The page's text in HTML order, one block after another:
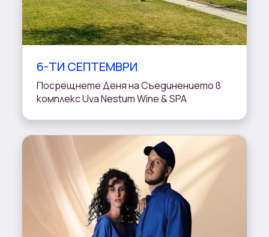
6-ТИ СЕПТЕМВРИ
Посрещнете Деня на Съединението в
комплекс Uva Nestum Wine & SPA